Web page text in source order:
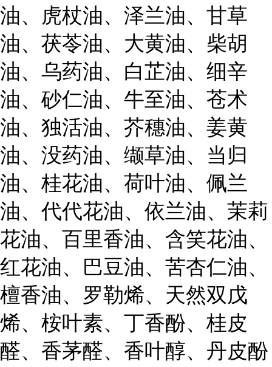
油、虎杖油、泽兰油、甘草
油、茯苓油、大黄油、柴胡
油、乌药油、白芷油、细辛
油、砂仁油、牛至油、苍术
油、独活油、芥穗油、姜黄
油、没药油、缬草油、当归
油、桂花油、荷叶油、佩兰
油、代代花油、依兰油、茉莉
花油、百里香油、含笑花油、
红花油、巴豆油、苦杏仁油、
檀香油、罗勒烯、天然双戊
烯、桉叶素、丁香酚、桂皮
醛、香茅醛、香叶醇、丹皮酚